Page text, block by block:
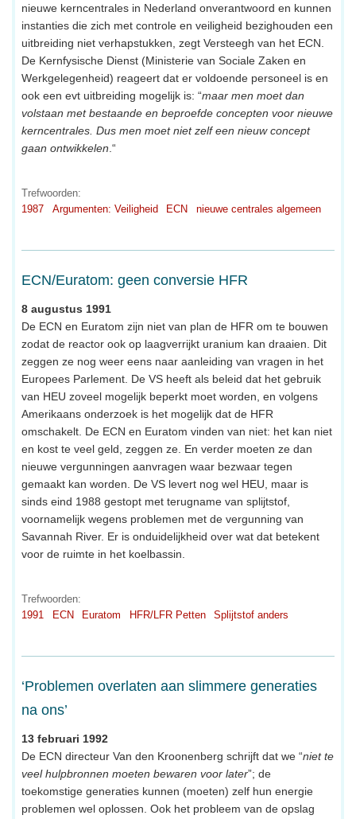
nieuwe kerncentrales in Nederland onverantwoord en kunnen
instanties die zich met controle en veiligheid bezighouden een
uitbreiding niet verhapstukken, zegt Versteegh van het ECN.
De Kernfysische Dienst (Ministerie van Sociale Zaken en
Werkgelegenheid) reageert dat er voldoende personeel is en
ook een evt uitbreiding mogelijk is: “maar men moet dan
volstaan met bestaande en beproefde concepten voor nieuwe
kerncentrales. Dus men moet niet zelf een nieuw concept
gaan ontwikkelen .“
Trefwoorden:
1987
Argumenten: Veiligheid ECN nieuwe centrales algemeen
ECN/Euratom: geen conversie HFR
8 augustus 1991
De ECN en Euratom zijn niet van plan de HFR om te bouwen
zodat de reactor ook op laagverrijkt uranium kan draaien. Dit
zeggen ze nog weer eens naar aanleiding van vragen in het
Europees Parlement. De VS heeft als beleid dat het gebruik
van HEU zoveel mogelijk beperkt moet worden, en volgens
Amerikaans onderzoek is het mogelijk dat de HFR
omschakelt. De ECN en Euratom vinden van niet: het kan niet
en kost te veel geld, zeggen ze. En verder moeten ze dan
nieuwe vergunningen aanvragen waar bezwaar tegen
gemaakt kan worden. De VS levert nog wel HEU, maar is
sinds eind 1988 gestopt met terugname van splijtstof,
voornamelijk wegens problemen met de vergunning van
Savannah River. Er is onduidelijkheid over wat dat betekent
voor de ruimte in het koelbassin.
Trefwoorden:
1991
ECN Euratom HFR/LFR Petten Splijtstof anders
‘Problemen overlaten aan slimmere generaties
na ons’
13 februari 1992
De ECN directeur Van den Kroonenberg schrijft dat we “niet te
veel hulpbronnen moeten bewaren voor later”; de
toekomstige generaties kunnen (moeten) zelf hun energie
problemen wel oplossen. Ook het probleem van de opslag